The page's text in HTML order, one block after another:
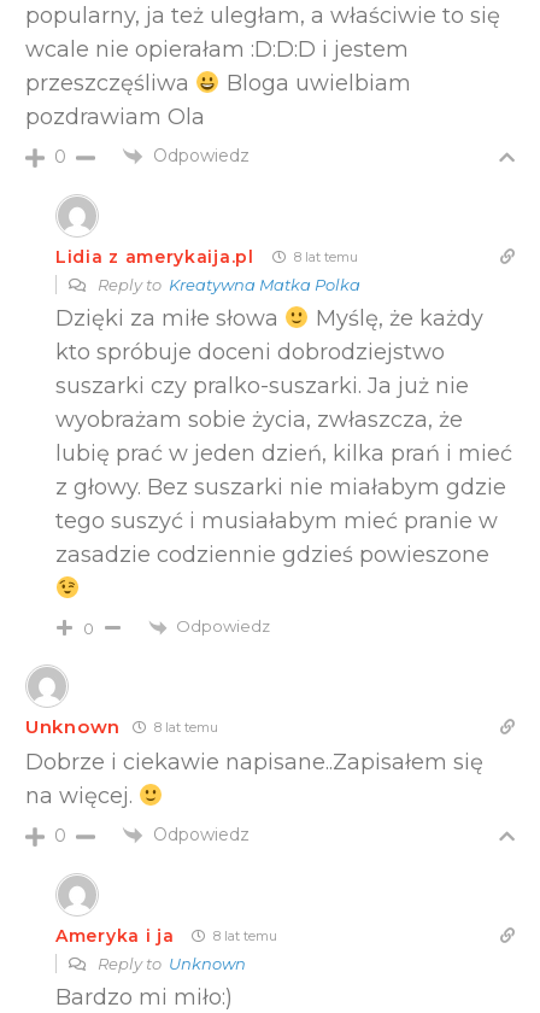
popularny, ja też uległam, a właściwie to się
wcale nie opierałam :D:D:D i jestem
przeszczęśliwa
Bloga uwielbiam
pozdrawiam Ola
0 Odpowiedz
Lidia z amerykaija.pl 8 lat temu
Reply to Kreatywna Matka Polka
Dzięki za miłe słowa
Myślę, że każdy
kto spróbuje doceni dobrodziejstwo
suszarki czy pralko-suszarki. Ja już nie
wyobrażam sobie życia, zwłaszcza, że
lubię prać w jeden dzień, kilka prań i mieć
z głowy. Bez suszarki nie miałabym gdzie
tego suszyć i musiałabym mieć pranie w
zasadzie codziennie gdzieś powieszone
0 Odpowiedz
Unknown 8 lat temu
Dobrze i ciekawie napisane..Zapisałem się
na więcej.
0 Odpowiedz
Ameryka i ja 8 lat temu
Reply to Unknown
Bardzo mi miło:)